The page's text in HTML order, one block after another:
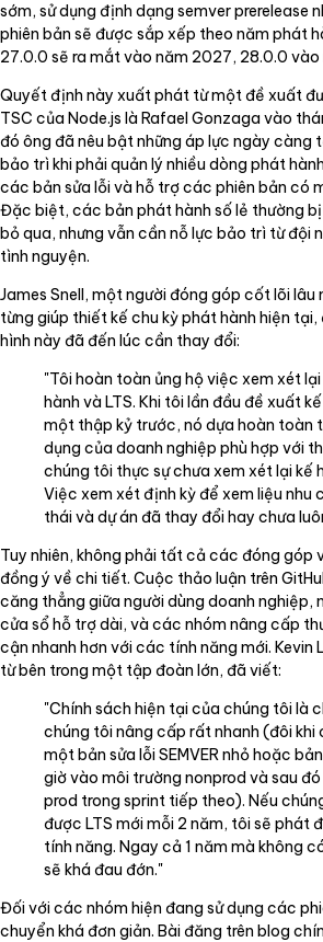
sớm, sử dụng định dạng semver prerelease
phiên bản sẽ được sắp xếp theo năm phát
27.0.0 sẽ ra mắt vào năm 2027, 28.0.0 vào
Quyết định này xuất phát từ một đề xuất
TSC của Node.js là Rafael Gonzaga vào
đó ông đã nêu bật những áp lực ngày càng
bảo trì khi phải quản lý nhiều dòng phát
các bản sửa lỗi và hỗ trợ các phiên bản có
Đặc biệt, các bản phát hành số lẻ thường
bỏ qua, nhưng vẫn cần nỗ lực bảo trì từ đội
tình nguyện.
James Snell, một người đóng góp cốt lõi lâu
từng giúp thiết kế chu kỳ phát hành hiện
hình này đã đến lúc cần thay đổi:
"Tôi hoàn toàn ủng hộ việc xem xét
hành và LTS. Khi tôi lần đầu đề xuất
một thập kỷ trước, nó dựa hoàn toàn
dụng của doanh nghiệp phù hợp với
chúng tôi thực sự chưa xem xét lại kế
Việc xem xét định kỳ để xem liệu nhu
thái và dự án đã thay đổi hay chưa
Tuy nhiên, không phải tất cả các đóng góp
đồng ý về chi tiết. Cuộc thảo luận trên
căng thẳng giữa người dùng doanh nghiệp,
cửa sổ hỗ trợ dài, và các nhóm nâng cấp
cận nhanh hơn với các tính năng mới. Kevin
từ bên trong một tập đoàn lớn, đã viết:
"Chính sách hiện tại của chúng tôi là
chúng tôi nâng cấp rất nhanh (đôi khi
một bản sửa lỗi SEMVER nhỏ hoặc
giờ vào môi trường nonprod và sau
prod trong sprint tiếp theo). Nếu
được LTS mới mỗi 2 năm, tôi sẽ phát
tính năng. Ngay cả 1 năm mà không
sẽ khá đau đớn."
Đối với các nhóm hiện đang sử dụng các
chuyển khá đơn giản. Bài đăng trên blog